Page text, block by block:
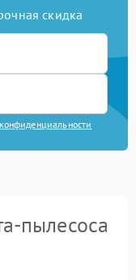
скидка
пылесоса